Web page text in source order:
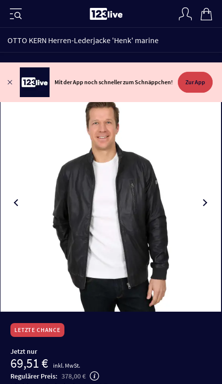
OTTO KERN Herren-Lederjacke 'Henk' marine
Mit der App noch schneller zum Schnäppchen! Zur App
LETZTE CHANCE
Jetzt nur
69,51 € inkl. MwSt.
Regulärer Preis: 378,00 €